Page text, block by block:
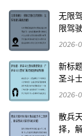
无限
限驾
2026-
新标
圣斗
2026-
散兵
择，